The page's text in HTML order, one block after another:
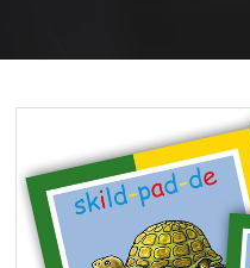
GULVBRIKKER
LEGETÆPPER
FORSIDE